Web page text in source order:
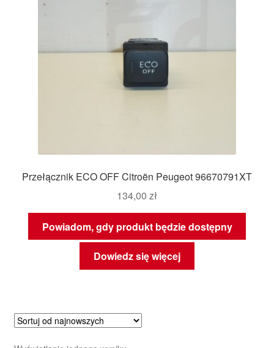
Przełącznik ECO OFF Citroën Peugeot 96670791XT
134,00 zł
Powiadom, gdy produkt będzie dostępny
Dowiedz się więcej